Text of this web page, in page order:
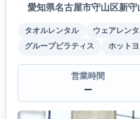
愛知県名古屋市守山区新
タオルレンタル ウェアレン
グループピラティス
ホット
営業時間
ー